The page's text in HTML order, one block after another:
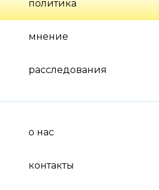
политика
мнение
расследования
о нас
контакты